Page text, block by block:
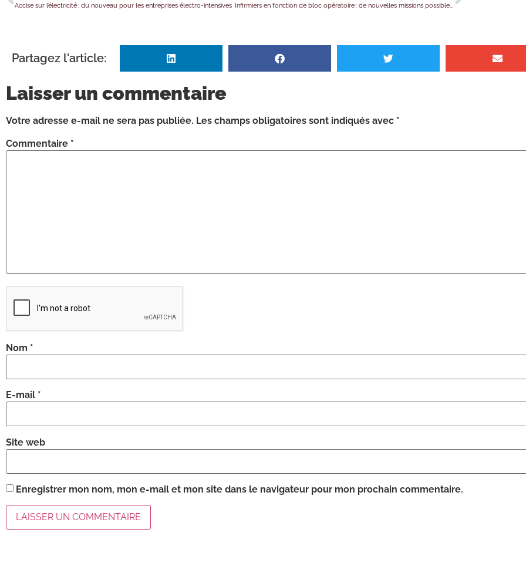
Accise sur l’électricité : du nouveau pour les entreprises électro-intensives Infirmiers en fonction de bloc opératoire : de nouvelles missions possibles ?
Partagez l'article:
Laisser un commentaire
Votre adresse e-mail ne sera pas publiée. Les champs obligatoires sont indiqués avec *
Commentaire *
Nom *
E-mail *
Site web
Enregistrer mon nom, mon e-mail et mon site dans le navigateur pour mon prochain commentaire.